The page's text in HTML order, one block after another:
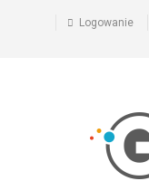
Logowanie